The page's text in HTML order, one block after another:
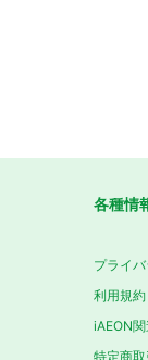
各種情
プライ
利用規約
iAEON
特定商